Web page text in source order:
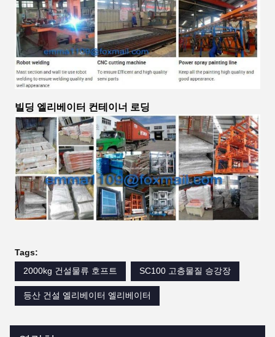
빌딩 엘리베이터 컨테이너 로딩
Tags:
2000kg 건설물류 호프트
SC100 고층물질 승강장
등산 건설 엘리베이터 엘리베이터